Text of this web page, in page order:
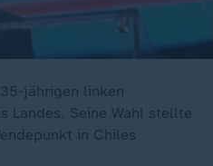
jährigen linken
Landes. Seine Wahl stellte
in Chiles